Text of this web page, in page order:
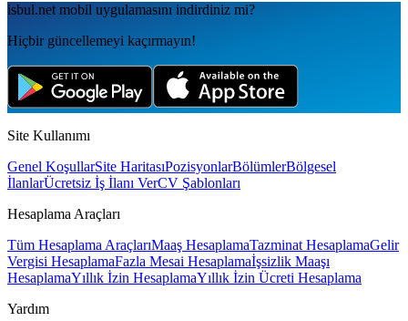
isbul.net mobil uygulamаsını indirdiniz mi?
Hiçbir güncellemeyi kaçırmayın!
Site Kullanımı
Genel KoşullarSite HaritasıPozisyonlarBölümlerBölgesel
İlanlarÜcretsiz İş İlanı VerCV Şablonları
Hesaplama Araçları
Tüm Hesaplama AraçlarıMaaş HesaplamaTazminat HesaplamaGelir
Vergisi HesaplamaFazla Mesai Hesaplamaİşsizlik Maaşı
HesaplamaYıllık İzin HesaplamaYıllık İzin Ücreti Hesaplama
Yardım